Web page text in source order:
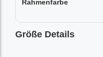
Rahmenfarbe
Größe Details